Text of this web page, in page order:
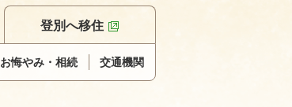
お悔やみ・相続 交通機関
登別へ移住